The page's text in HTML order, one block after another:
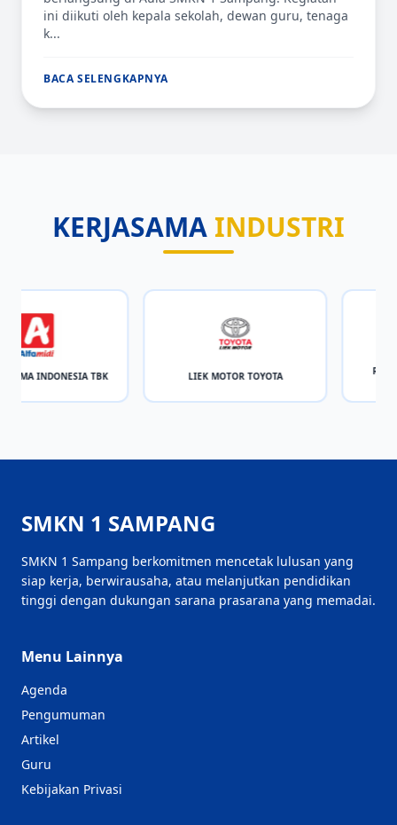
ini diikuti oleh kepala sekolah, dewan guru, tenaga
k...
BACA SELENGKAPNYA
KERJASAMA INDUSTRI
TBK LIEK MOTOR TOYOTA
RSUD DR.
SMKN 1 SAMPANG
SMKN 1 Sampang berkomitmen mencetak lulusan yang
siap kerja, berwirausaha, atau melanjutkan pendidikan
tinggi dengan dukungan sarana prasarana yang memadai.
Menu Lainnya
Agenda
Pengumuman
Artikel
Guru
Kebijakan Privasi